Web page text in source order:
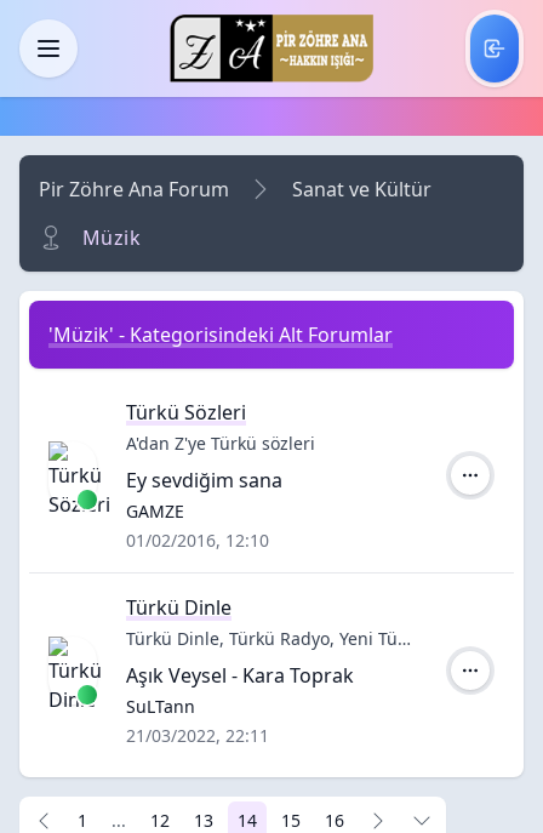
Skip to main content
Menü
Pir Zöhre Ana Forum
Sanat ve Kültür
Müzik
'Müzik' - Kategorisindeki Alt Forumlar
Türkü Sözleri
A'dan Z'ye Türkü sözleri
Ey sevdiğim sana
Yazar:
GAMZE
01/02/2016, 12:10
Türkü Dinle
Türkü Dinle, Türkü Radyo, Yeni Türkü,Türkü İndir, Türküler, TRT Türkü, Türküler Dinle, Kardeş Türküler...
Aşık Veysel - Kara Toprak
Yazar:
SuLTann
21/03/2022, 22:11
1 ... 12 13 14 15 16